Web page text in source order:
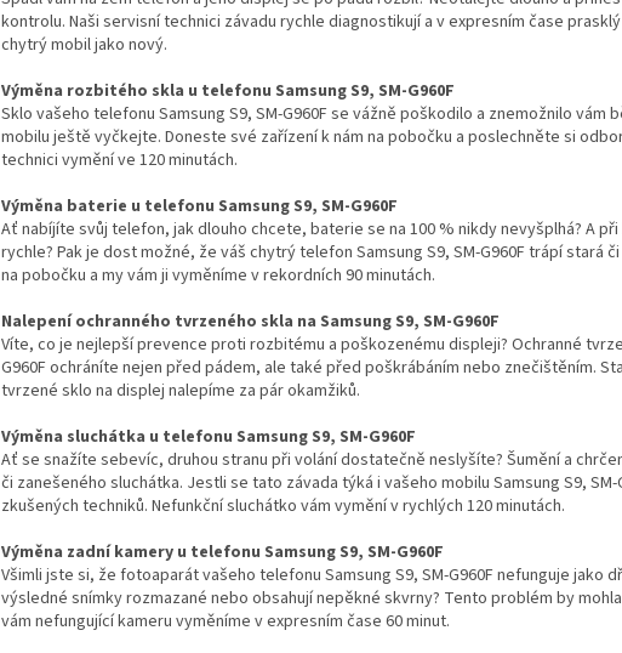
kontrolu. Naši servisní technici závadu rychle diagnostikují a v expresním čase
chytrý mobil jako nový.
Výměna rozbitého skla u telefonu Samsung S9, SM-G960F
Sklo vašeho telefonu Samsung S9, SM-G960F se vážně poškodilo a znemožnilo vám
mobilu ještě vyčkejte. Doneste své zařízení k nám na pobočku a poslechněte si
technici vymění ve 120 minutách.
Výměna baterie u telefonu Samsung S9, SM-G960F
Ať nabíjíte svůj telefon, jak dlouho chcete, baterie se na 100 % nikdy nevyšplhá? A
rychle? Pak je dost možné, že váš chytrý telefon Samsung S9, SM-G960F trápí stará
na pobočku a my vám ji vyměníme v rekordních 90 minutách.
Nalepení ochranného tvrzeného skla na Samsung S9, SM-G960F
Víte, co je nejlepší prevence proti rozbitému a poškozenému displeji? Ochranné
G960F ochráníte nejen před pádem, ale také před poškrábáním nebo znečištěním.
tvrzené sklo na displej nalepíme za pár okamžiků.
Výměna sluchátka u telefonu Samsung S9, SM-G960F
Ať se snažíte sebevíc, druhou stranu při volání dostatečně neslyšíte? Šumění a
či zanešeného sluchátka. Jestli se tato závada týká i vašeho mobilu Samsung S9,
zkušených techniků. Nefunkční sluchátko vám vymění v rychlých 120 minutách.
Výměna zadní kamery u telefonu Samsung S9, SM-G960F
Všimli jste si, že fotoaparát vašeho telefonu Samsung S9, SM-G960F nefunguje jako
výsledné snímky rozmazané nebo obsahují nepěkné skvrny? Tento problém by
vám nefungující kameru vyměníme v expresním čase 60 minut.